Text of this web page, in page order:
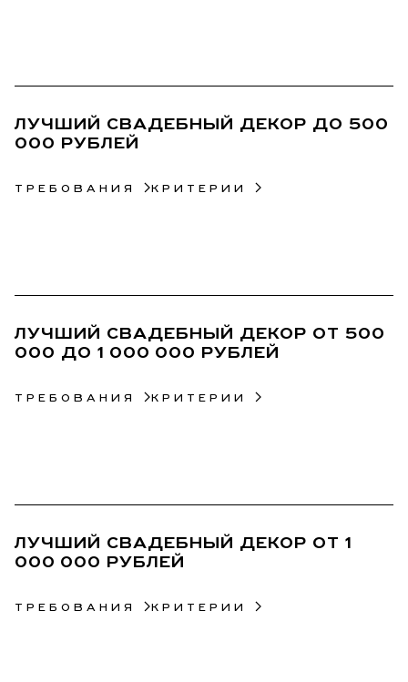
ЛУЧШИЙ СВАДЕБНЫЙ ДЕКОР ДО 500
000 РУБЛЕЙ
ТРЕБОВАНИЯ КРИТЕРИИ
ЛУЧШИЙ СВАДЕБНЫЙ ДЕКОР ОТ 500
000 ДО 1 000 000 РУБЛЕЙ
ТРЕБОВАНИЯ КРИТЕРИИ
ЛУЧШИЙ СВАДЕБНЫЙ ДЕКОР ОТ 1
000 000 РУБЛЕЙ
ТРЕБОВАНИЯ КРИТЕРИИ